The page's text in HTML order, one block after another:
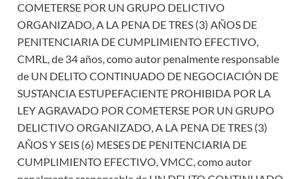
COMETERSE POR UN GRUPO DELICTIVO
ORGANIZADO, A LA PENA DE TRES (3) AÑOS DE
PENITENCIARIA DE CUMPLIMIENTO EFECTIVO,
CMRL, de 34 años, como autor penalmente responsable
de UN DELITO CONTINUADO DE NEGOCIACIÓN DE
SUSTANCIA ESTUPEFACIENTE PROHIBIDA POR LA
LEY AGRAVADO POR COMETERSE POR UN GRUPO
DELICTIVO ORGANIZADO, A LA PENA DE TRES (3)
AÑOS Y SEIS (6) MESES DE PENITENCIARIA DE
CUMPLIMIENTO EFECTIVO, VMCC, como autor